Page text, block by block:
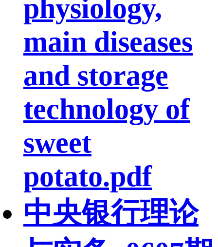
physiology,
main diseases
and storage
technology of
sweet
potato.pdf
中央银行理论